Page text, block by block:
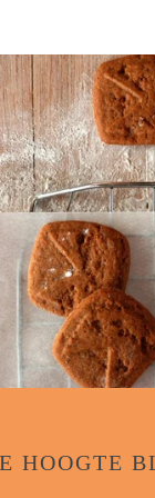
HOOGTE